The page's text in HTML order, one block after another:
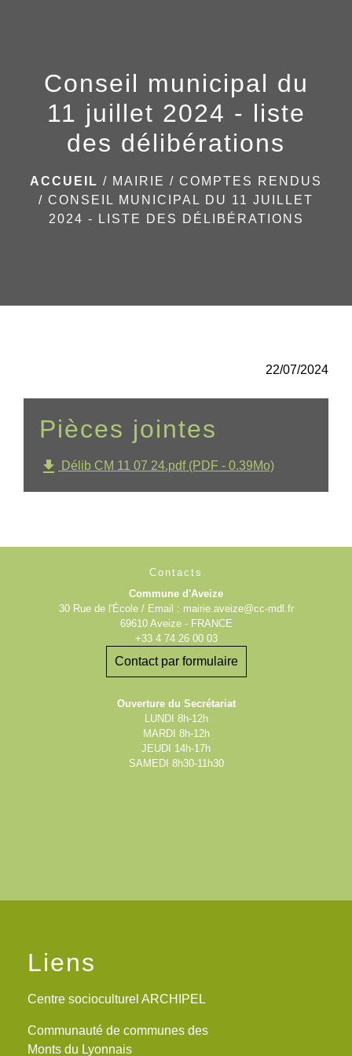
Conseil municipal du
11 juillet 2024 - liste
des délibérations
ACCUEIL / MAIRIE / COMPTES RENDUS
/ CONSEIL MUNICIPAL DU 11 JUILLET
2024 - LISTE DES DÉLIBÉRATIONS
22/07/2024
Pièces jointes
file_download Délib CM 11 07 24.pdf (PDF - 0.39Mo)
Contacts
Commune d'Aveize
30 Rue de l'École / Email : mairie.aveize@cc-mdl.fr
69610 Aveize - FRANCE
+33 4 74 26 00 03
Contact par formulaire
Ouverture du Secrétariat
LUNDI 8h-12h
MARDI 8h-12h
JEUDI 14h-17h
SAMEDI 8h30-11h30
Liens
Centre socioculturel ARCHIPEL
Communauté de communes des
Monts du Lyonnais